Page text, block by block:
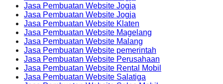
Jasa Pembuatan Website Jogja
Jasa Pembuatan Website Jogja
Jasa Pembuatan Website Klaten
Jasa Pembuatan Website Magelang
Jasa Pembuatan Website Malang
Jasa Pembuatan Website pemerintah
Jasa Pembuatan Website Perusahaan
Jasa Pembuatan Website Rental Mobil
Jasa Pembuatan Website Salatiga